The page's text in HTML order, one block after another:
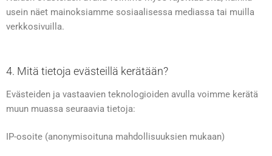
usein näet mainoksiamme sosiaalisessa mediassa tai muilla
verkkosivuilla.
4. Mitä tietoja evästeillä kerätään?
Evästeiden ja vastaavien teknologioiden avulla voimme kerätä
muun muassa seuraavia tietoja:
IP-osoite (anonymisoituna mahdollisuuksien mukaan)